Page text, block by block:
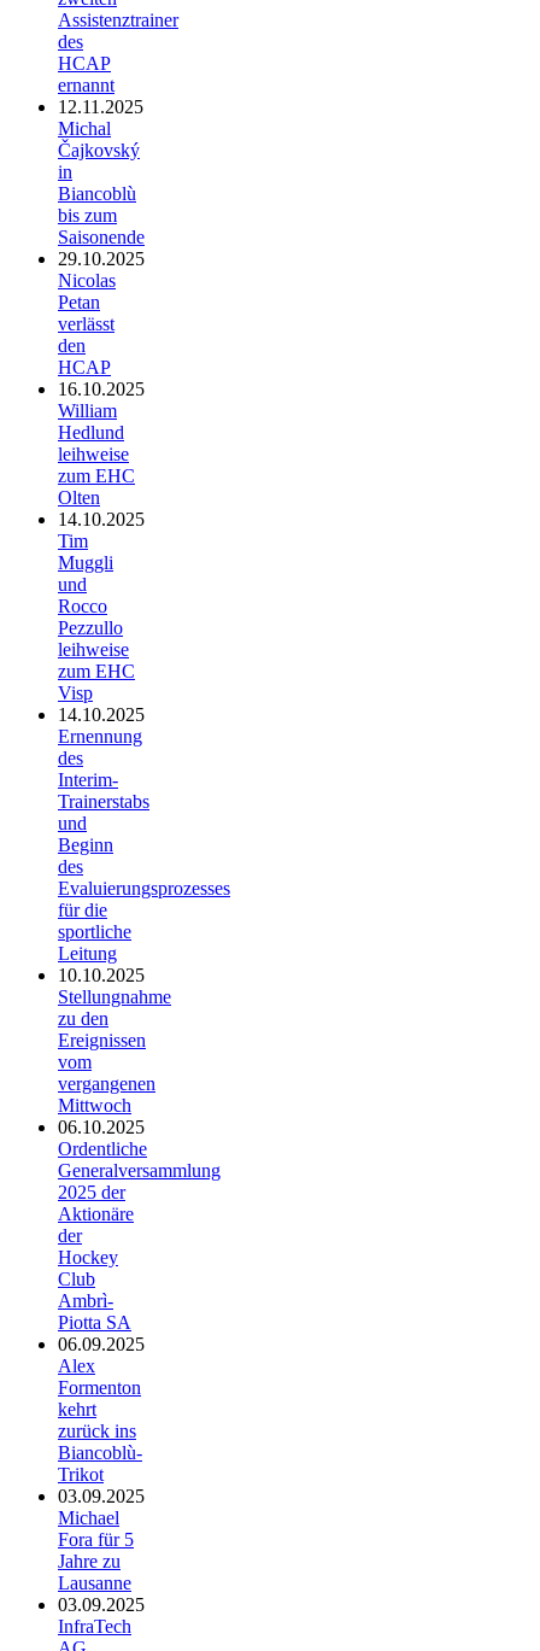
Assistenztrainer
des
HCAP
ernannt
12.11.2025
Michal
Čajkovský
in
Biancoblù
bis zum
Saisonende
29.10.2025
Nicolas
Petan
verlässt
den
HCAP
16.10.2025
William
Hedlund
leihweise
zum EHC
Olten
14.10.2025
Tim
Muggli
und
Rocco
Pezzullo
leihweise
zum EHC
Visp
14.10.2025
Ernennung
des
Interim-
Trainerstabs
und
Beginn
des
Evaluierungsprozesses
für die
sportliche
Leitung
10.10.2025
Stellungnahme
zu den
Ereignissen
vom
vergangenen
Mittwoch
06.10.2025
Ordentliche
Generalversammlung
2025 der
Aktionäre
der
Hockey
Club
Ambrì-
Piotta SA
06.09.2025
Alex
Formenton
kehrt
zurück ins
Biancoblù-
Trikot
03.09.2025
Michael
Fora für 5
Jahre zu
Lausanne
03.09.2025
InfraTech